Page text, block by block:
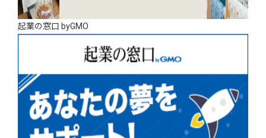
起業の窓口 byGMO